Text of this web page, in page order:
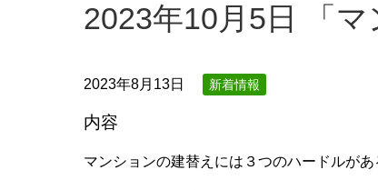
2023年10月5日 「
2023年8月13日 新着情報
内容
マンションの建替えには３つのハードルが